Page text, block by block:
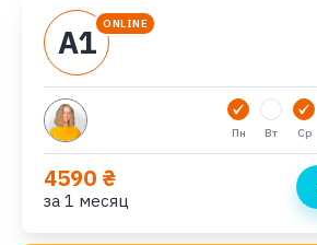
ONLINE
А1
Пн Вт Ср
4590 ₴
за 1 месяц